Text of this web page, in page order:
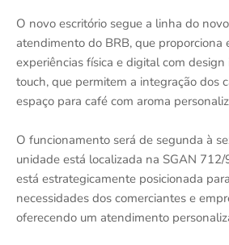
O novo escritório segue a linha do
atendimento do BRB, que proporciona
experiências física e digital com
touch, que permitem a integração dos
espaço para café com aroma
O funcionamento será de segunda à
unidade está localizada na SGAN
está estrategicamente posicionada
necessidades dos comerciantes e
oferecendo um atendimento